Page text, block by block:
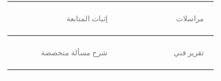
مراسلات إثبات المتابعة
تقرير فني شرح مسألة متخصصة